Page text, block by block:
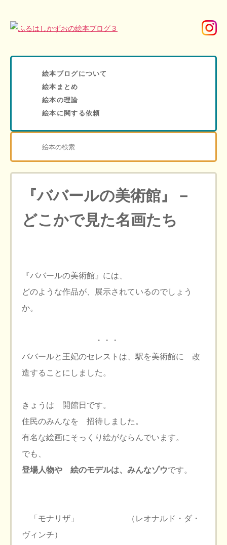
絵本ブログについて
絵本まとめ
絵本の理論
絵本に関する依頼
『ババールの美術館』－
どこかで見た名画たち
『ババールの美術館』には、
どのような作品が、展示されているのでしょう
か。
・・・
ババールと王妃のセレストは、駅を美術館に 改
造することにしました。
きょうは 開館日です。
住民のみんなを 招待しました。
有名な絵画にそっくり絵がならんでいます。
でも、
登場人物や 絵のモデルは、みんなゾウです。
「モナリザ」 （レオナルド・ダ・
ヴィンチ）